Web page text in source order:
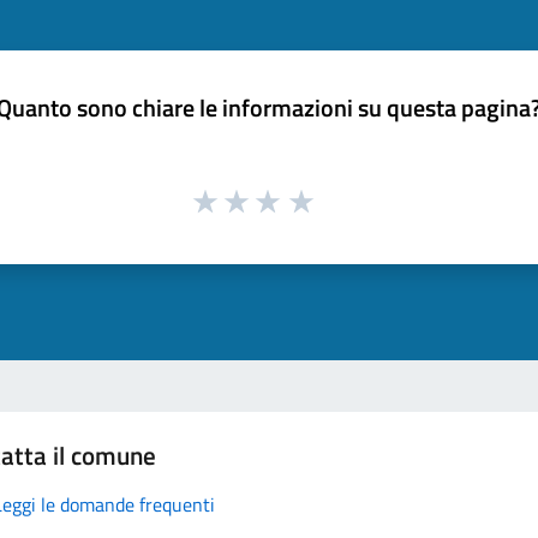
sono chiare le informazioni su questa
il comune
le domande frequenti